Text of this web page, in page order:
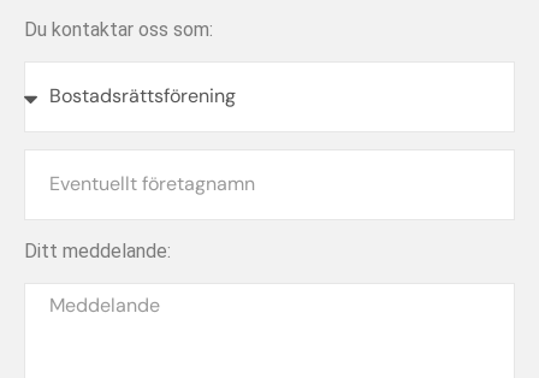
Du kontaktar oss som:
Ditt meddelande: